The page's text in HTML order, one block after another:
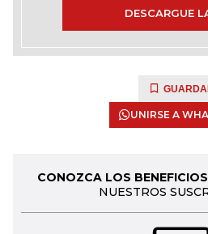
DESCARGUE
UNIRSE A
CONOZCA LOS
NUESTROS